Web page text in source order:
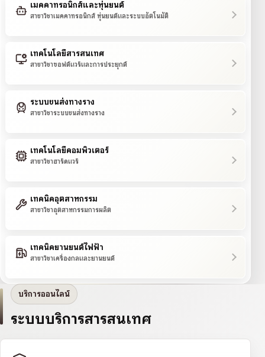
เมคคาทรอนิกส์และหุ่นยนต์
สาขาวิชาเมคคาทรอนิกส์ หุ่นยนต์และระบบอัตโนมัติ
เทคโนโลยีสารสนเทศ
สาขาวิชาซอฟต์แวร์และการประยุกต์
ระบบขนส่งทางราง
สาขาวิชาระบบขนส่งทางราง
เทคโนโลยีคอมพิวเตอร์
สาขาวิชาฮาร์ดแวร์
เทคนิคอุตสาหกรรม
สาขาวิชาอุตสาหกรรมการผลิต
เทคนิคยานยนต์ไฟฟ้า
สาขาวิชาเครื่องกลและยานยนต์
บริการออนไลน์
ระบบบริการสารสนเทศ